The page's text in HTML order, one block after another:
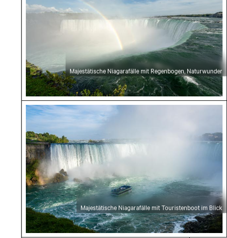
Majestätische Niagarafälle mit Regenbogen, Naturwunder
Majestätische Niagarafälle mit Touristenboot
Majestätische Niagarafälle mit Touristenboot im Blick